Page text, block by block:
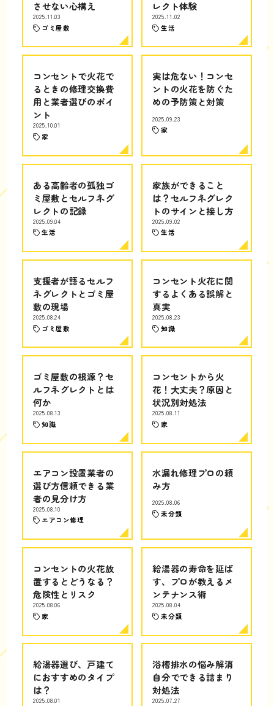
させない心構え
2025.11.03
ゴミ屋敷
レクト体験
2025.11.02
生活
コンセントで火花で
るときの修理交換費
用と業者選びのポイ
ント
2025.10.01
家
実は危ない！コンセ
ントの火花を防ぐた
めの予防策と対策
2025.09.23
家
ある高齢者の孤独ゴ
ミ屋敷とセルフネグ
レクトの記録
2025.09.04
生活
家族ができること
は？セルフネグレク
トのサインと接し方
2025.09.02
生活
支援者が語るセルフ
ネグレクトとゴミ屋
敷の現場
2025.08.24
ゴミ屋敷
コンセント火花に関
するよくある誤解と
真実
2025.08.23
知識
ゴミ屋敷の根源？セ
ルフネグレクトとは
何か
2025.08.13
知識
コンセントから火
花！大丈夫？原因と
状況別対処法
2025.08.11
家
エアコン設置業者の
選び方信頼できる業
者の見分け方
2025.08.10
エアコン修理
水漏れ修理プロの頼
み方
2025.08.06
未分類
コンセントの火花放
置するとどうなる？
危険性とリスク
2025.08.06
家
給湯器の寿命を延ば
す、プロが教えるメ
ンテナンス術
2025.08.04
未分類
給湯器選び、戸建て
におすすめのタイプ
は？
2025.08.01
浴槽排水の悩み解消
自分でできる詰まり
対処法
2025.07.27